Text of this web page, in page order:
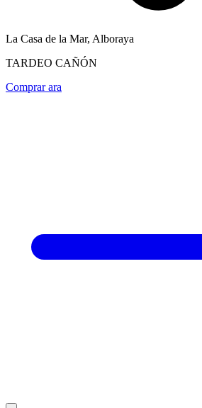
La Casa de la Mar, Alboraya
TARDEO CAÑÓN
Comprar ara